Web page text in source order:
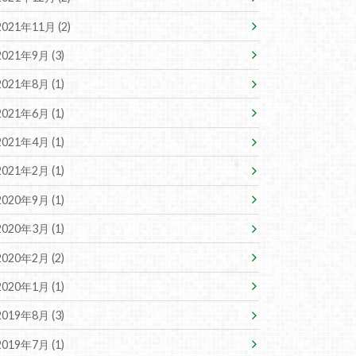
年11月 (2)
年9月 (3)
年8月 (1)
年6月 (1)
年4月 (1)
年2月 (1)
年9月 (1)
年3月 (1)
年2月 (2)
年1月 (1)
年8月 (3)
年7月 (1)